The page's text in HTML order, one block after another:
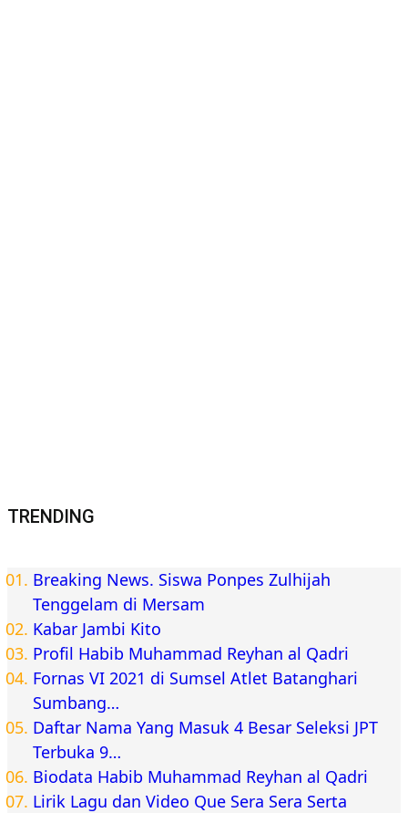
TRENDING
Breaking News. Siswa Ponpes Zulhijah
Tenggelam di Mersam
Kabar Jambi Kito
Profil Habib Muhammad Reyhan al Qadri
Fornas VI 2021 di Sumsel Atlet Batanghari
Sumbang…
Daftar Nama Yang Masuk 4 Besar Seleksi JPT
Terbuka 9…
Biodata Habib Muhammad Reyhan al Qadri
Lirik Lagu dan Video Que Sera Sera Serta